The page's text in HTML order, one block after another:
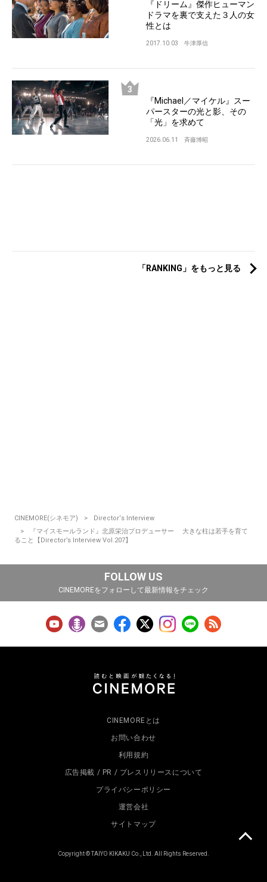
『ドリーム』傑作ヒューマン
ドラマを裏で支えた３人の女
性とは
2017.10.03 牛津厚信
『Michael／マイケル』スー
パースターの光と影、その
「光」を求めて
2026.06.11 斉藤博昭
「RANKING」をもっと見る
CINEMORE(シネモア)
Director‘s Interview
『マイスモールランド』北原栄治プロデューサー 大きな柱は若手を育て
ること【Director’s Interview Vol.207】
FOLLOW US
CINEMOREをフォローして最新情報をチェック
CINEMOREとは
お問い合わせ
利用規約
広告掲載 / PR / プレスリリースについて
プライバシーポリシー
運営会社
サイトマップ
Copyright © TAIYO KIKAKU Co., Ltd. All Rights Reserved.